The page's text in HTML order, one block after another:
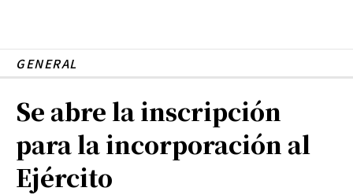
GENERAL
Se abre la inscripción
para la incorporación al
Ejército